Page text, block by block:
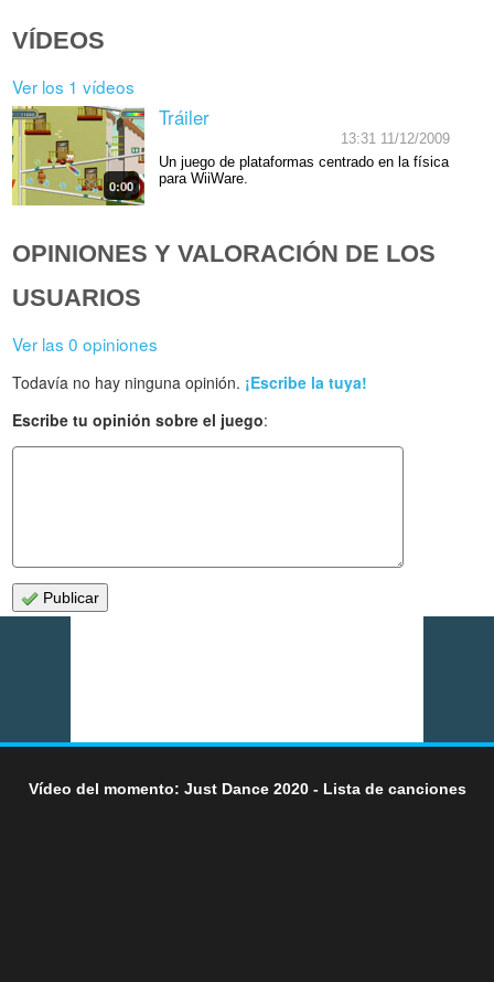
VÍDEOS
Ver los 1 vídeos
0:00
Tráiler
13:31 11/12/2009
Un juego de plataformas centrado en la física
para WiiWare.
OPINIONES Y VALORACIÓN DE LOS
USUARIOS
Ver las 0 opiniones
Todavía no hay ninguna opinión. ¡Escribe la tuya!
Escribe tu opinión sobre el juego:
Publicar
Vídeo del momento: Just Dance 2020 - Lista de canciones